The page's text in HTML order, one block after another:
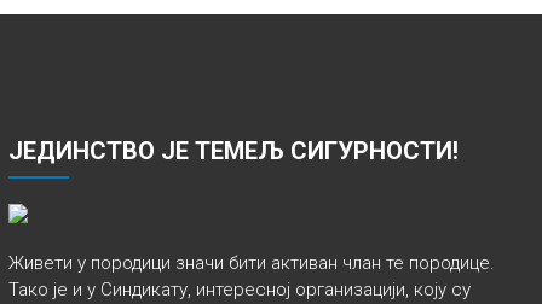
ЈЕДИНСТВО ЈЕ ТЕМЕЉ СИГУРНОСТИ!
Живети у породици значи бити активан члан те породице.
Тако је и у Синдикату, интересној организацији, коју су